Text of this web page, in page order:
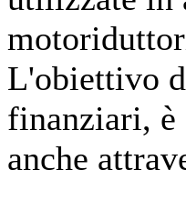
L'obiettivo
finanziari, è
anche